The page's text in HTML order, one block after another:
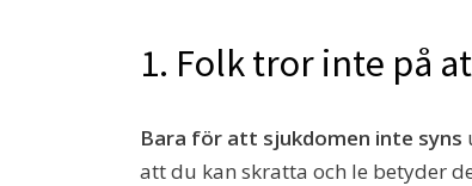
1. Folk tror inte på
Bara för att sjukdomen inte syns
att du kan skratta och le betyder